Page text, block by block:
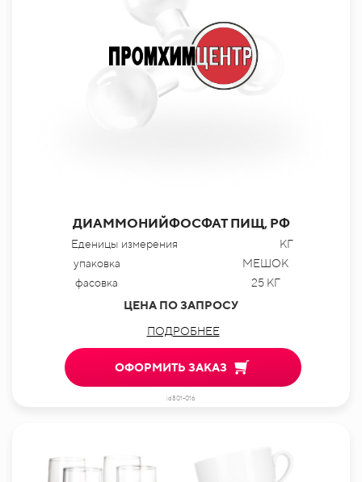
ДИАММОНИЙФОСФАТ ПИЩ, РФ
Еденицы измерения
КГ
упаковка
МЕШОК
фасовка
25 КГ
ЦЕНА ПО ЗАПРОСУ
ПОДРОБНЕЕ
ОФОРМИТЬ ЗАКАЗ
id801-016